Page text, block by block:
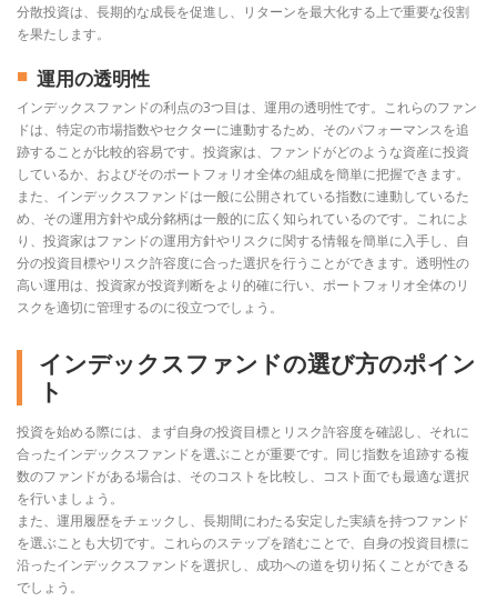
分散投資は、長期的な成長を促進し、リターンを最大化する上で重要な役割
を果たします。
運用の透明性
インデックスファンドの利点の3つ目は、運用の透明性です。これらのファン
ドは、特定の市場指数やセクターに連動するため、そのパフォーマンスを追
跡することが比較的容易です。投資家は、ファンドがどのような資産に投資
しているか、およびそのポートフォリオ全体の組成を簡単に把握できます。
また、インデックスファンドは一般に公開されている指数に連動しているた
め、その運用方針や成分銘柄は一般的に広く知られているのです。これによ
り、投資家はファンドの運用方針やリスクに関する情報を簡単に入手し、自
分の投資目標やリスク許容度に合った選択を行うことができます。透明性の
高い運用は、投資家が投資判断をより的確に行い、ポートフォリオ全体のリ
スクを適切に管理するのに役立つでしょう。
インデックスファンドの選び方のポイン
ト
投資を始める際には、まず自身の投資目標とリスク許容度を確認し、それに
合ったインデックスファンドを選ぶことが重要です。同じ指数を追跡する複
数のファンドがある場合は、そのコストを比較し、コスト面でも最適な選択
を行いましょう。
また、運用履歴をチェックし、長期間にわたる安定した実績を持つファンド
を選ぶことも大切です。これらのステップを踏むことで、自身の投資目標に
沿ったインデックスファンドを選択し、成功への道を切り拓くことができる
でしょう。